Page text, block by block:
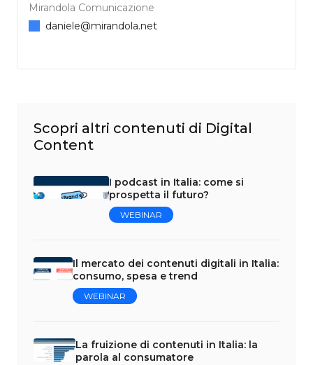
Mirandola Comunicazione
daniele@mirandola.net
Scopri altri contenuti di Digital
Content
I podcast in Italia: come si
prospetta il futuro?
WEBINAR
Il mercato dei contenuti digitali in Italia:
consumo, spesa e trend
WEBINAR
La fruizione di contenuti in Italia: la
parola al consumatore